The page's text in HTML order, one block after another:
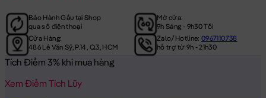
Bảo Hành Gấu tại Shop
qua số điện thoại
Mở cửa:
9h Sáng - 9h30 Tối
Cửa Hàng:
486 Lê Văn Sỹ, P.14, Q.3, HCM
Zalo/Hotline:0967110738
hỗ trợ từ 9h - 21h30
Tích Điểm 3% khi mua hàng
Xem Điểm Tích Lũy